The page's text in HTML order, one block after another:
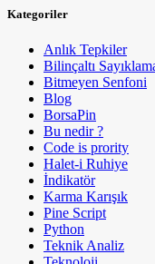
Kategoriler
Anlık Tepkiler
Bilinçaltı
Bitmeyen Senfoni
Blog
BorsaPin
Bu nedir ?
Code is prority
Halet-i Ruhiye
İndikatör
Karma Karışık
Pine Script
Python
Teknik Analiz